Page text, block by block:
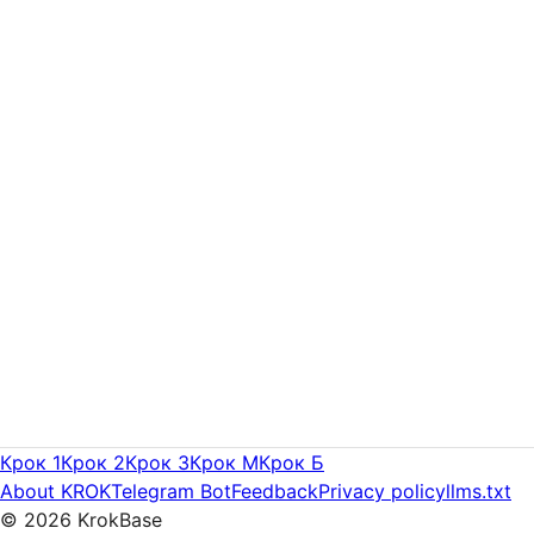
Крок 1Крок 2Крок 3Крок MКрок Б
About KROKTelegram BotFeedbackPrivacy policyllms.txt
© 2026 KrokBase